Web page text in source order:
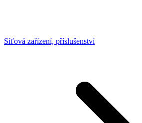
Síťová zařízení, příslušenství